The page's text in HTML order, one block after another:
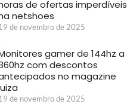
de ofertas imperdíveis
netshoes
de novembro de 2025
gamer de 144hz a
com descontos
no magazine
de novembro de 2025